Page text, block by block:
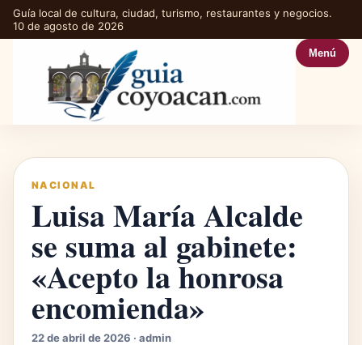
Guía local de cultura, ciudad, turismo, restaurantes y negocios.
10 de agosto de 2026
Menú
NACIONAL
Luisa María Alcalde
se suma al gabinete:
«Acepto la honrosa
encomienda»
22 de abril de 2026 · admin